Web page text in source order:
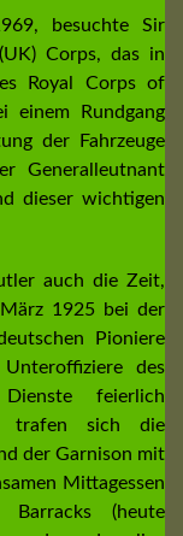
besuchte Sir
Corps, das in
Royal Corps of
einem Rundgang
der Fahrzeuge
Generalleutnant
dieser wichtigen
auch die Zeit,
1925 bei der
Pioniere
des
feierlich
trafen sich die
der Garnison mit
Mittagessen
(heute